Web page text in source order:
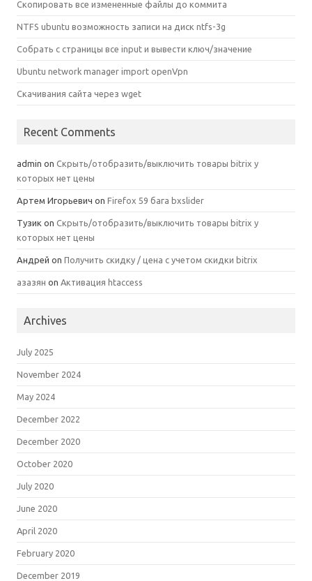
Скопировать все измененные файлы до коммита
NTFS ubuntu возможность записи на диск ntfs-3g
Собрать с страницы все input и вывести ключ/значение
Ubuntu network manager import openVpn
Скачивания сайта через wget
Recent Comments
admin on Скрыть/отобразить/выключить товары bitrix у
которых нет цены
Артем Игорьевич on Firefox 59 бага bxslider
Тузик on Скрыть/отобразить/выключить товары bitrix у
которых нет цены
Андрей on Получить скидку / цена с учетом скидки bitrix
азазян on Активация htaccess
Archives
July 2025
November 2024
May 2024
December 2022
December 2020
October 2020
July 2020
June 2020
April 2020
February 2020
December 2019